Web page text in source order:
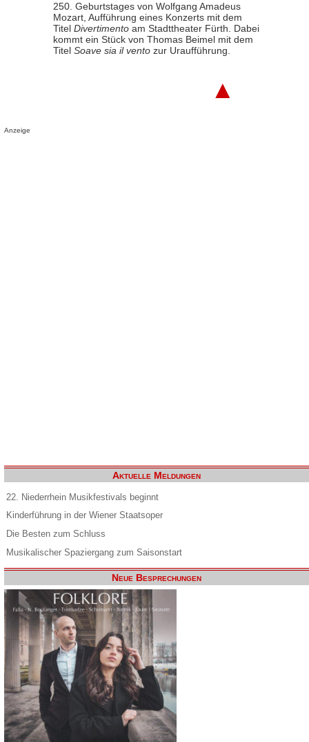
250. Geburtstages von Wolfgang Amadeus
Mozart, Aufführung eines Konzerts mit dem
Titel Divertimentoam Stadttheater Fürth. Dabei
kommt ein Stück von Thomas Beimel mit dem
Titel Soave sia il ventozur Uraufführung.
▲
Anzeige
Aktuelle Meldungen
22. Niederrhein Musikfestivals beginnt
Kinderführung in der Wiener Staatsoper
Die Besten zum Schluss
Musikalischer Spaziergang zum Saisonstart
Neue Besprechungen